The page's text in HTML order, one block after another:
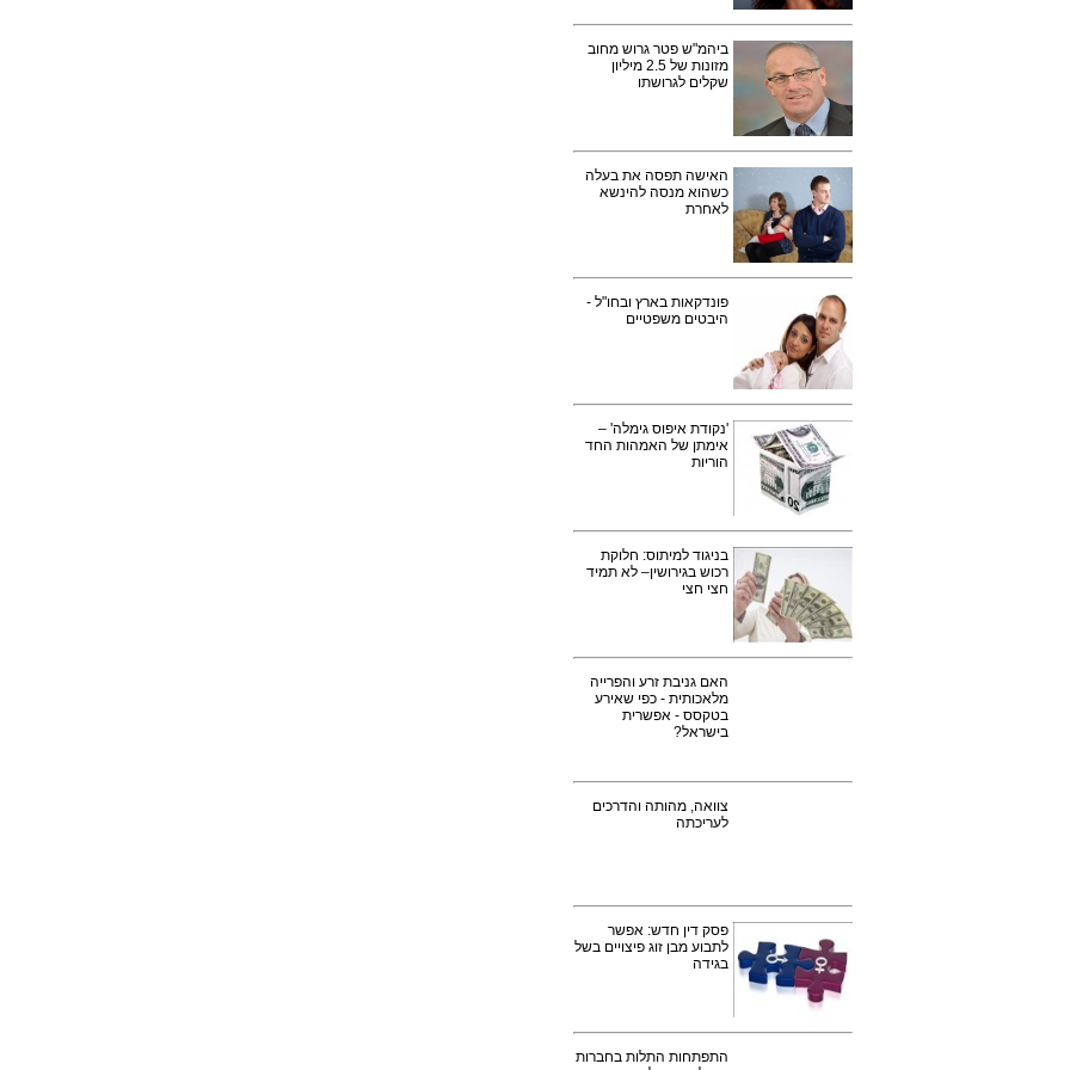
ביהמ"ש פטר גרוש מחוב
מזונות של 2.5 מיליון
שקלים לגרושתו
האישה תפסה את בעלה
כשהוא מנסה להינשא
לאחרת
פונדקאות בארץ ובחו"ל -
היבטים משפטיים
'נקודת איפוס גימלה' –
אימתן של האמהות החד
הוריות
בניגוד למיתוס: חלוקת
רכוש בגירושין– לא תמיד
חצי חצי
‏האם גניבת זרע והפרייה
מלאכותית - כפי שאירע
בטקסס - אפשרית
בישראל?
צוואה, מהותה והדרכים
לעריכתה
פסק דין חדש: אפשר
לתבוע מבן זוג פיצויים בשל
בגידה
התפתחות התלות בחברות